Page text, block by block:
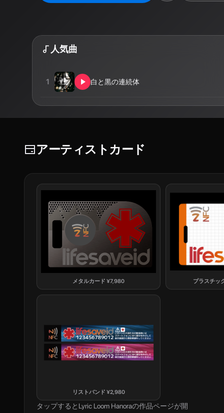
人気曲
1 白と黒の連続体
アーティストカード
メタルカード ¥7,980 プラスチッ
リストバンド ¥2,980
タップすると Lyric Loom Hanoraの作品ページが開